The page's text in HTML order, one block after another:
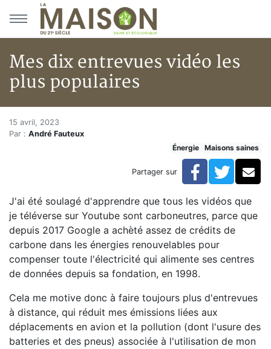
Aller au menu principal
Aller au contenu principal
Mes dix entrevues vidéo les
plus populaires
Accueil
Articles
Hypersensibilités environnementales
Mes dix entrevues vidéo les plus populaires
Mes dix entrevues vidéo les
15 avril, 2023
Par : André Fauteux
Énergie
Maisons saines
Partager sur Facebook
J'ai été soulagé d'apprendre que tous les vidéos que
je téléverse sur Youtube sont carboneutres, parce que
depuis 2017 Google a achèté assez de crédits de
carbone dans les énergies renouvelables pour
compenser toute l'électricité qui alimente ses centres
de données depuis sa fondation, en 1998.
Cela me motive donc à faire toujours plus d'entrevues
à distance, qui réduit mes émissions liées aux
déplacements en avion et la pollution (dont l'usure des
batteries et des pneus) associée à l'utilisation de mon